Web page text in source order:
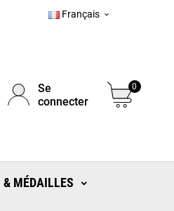
Français 
Se
connecter
0
& MÉDAILLES